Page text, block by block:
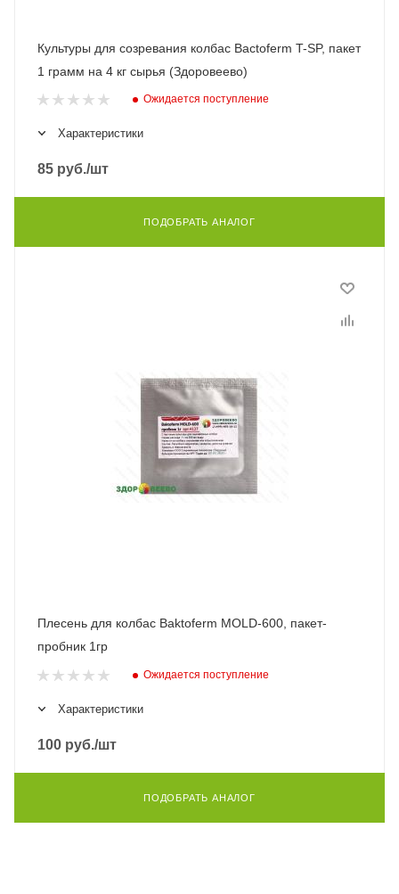
Культуры для созревания колбас Bactoferm T-SP, пакет
1 грамм на 4 кг сырья (Здоровеево)
Ожидается поступление
Характеристики
85 руб./шт
ПОДОБРАТЬ АНАЛОГ
Плесень для колбас Baktoferm MOLD-600, пакет-
пробник 1гр
Ожидается поступление
Характеристики
100 руб./шт
ПОДОБРАТЬ АНАЛОГ